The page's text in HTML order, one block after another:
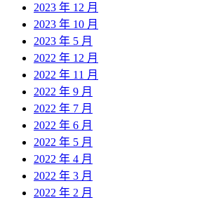
2023 年 12 月
2023 年 10 月
2023 年 5 月
2022 年 12 月
2022 年 11 月
2022 年 9 月
2022 年 7 月
2022 年 6 月
2022 年 5 月
2022 年 4 月
2022 年 3 月
2022 年 2 月